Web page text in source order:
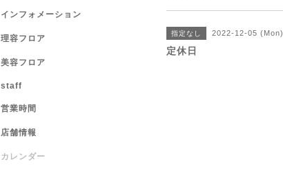
指定なし 2022-12-05 (Mon)
定休日
インフォメーション
理容フロア
美容フロア
staff
営業時間
店舗情報
カレンダー